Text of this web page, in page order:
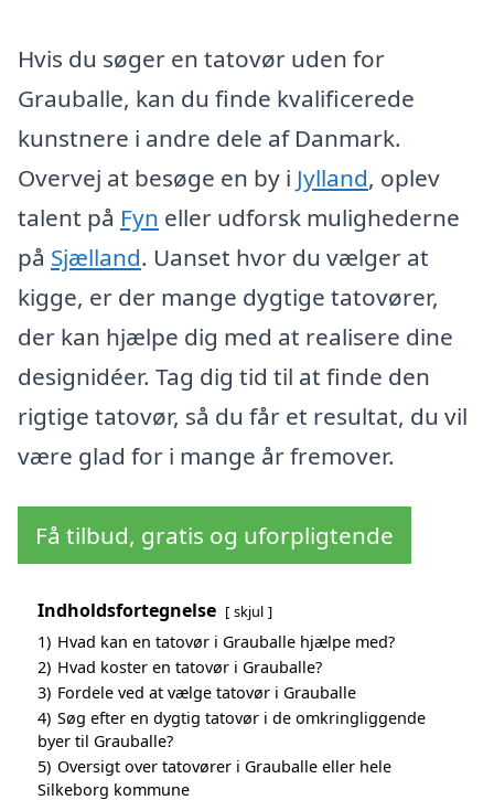
Hvis du søger en tatovør uden for
Grauballe, kan du finde kvalificerede
kunstnere i andre dele af Danmark.
Overvej at besøge en by i Jylland, oplev
talent på Fyn eller udforsk mulighederne
på Sjælland. Uanset hvor du vælger at
kigge, er der mange dygtige tatovører,
der kan hjælpe dig med at realisere dine
designidéer. Tag dig tid til at finde den
rigtige tatovør, så du får et resultat, du vil
være glad for i mange år fremover.
Få tilbud, gratis og uforpligtende
Indholdsfortegnelse skjul
1) Hvad kan en tatovør i Grauballe hjælpe med?
2) Hvad koster en tatovør i Grauballe?
3) Fordele ved at vælge tatovør i Grauballe
4) Søg efter en dygtig tatovør i de omkringliggende
byer til Grauballe?
5) Oversigt over tatovører i Grauballe eller hele
Silkeborg kommune